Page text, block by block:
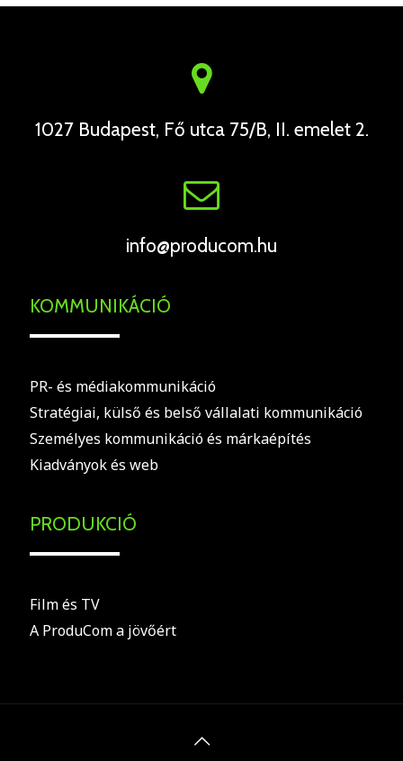
1027 Budapest, Fő utca 75/B, II. emelet 2.
info@producom.hu
KOMMUNIKÁCIÓ
PR- és médiakommunikáció
Stratégiai, külső és belső vállalati kommunikáció
Személyes kommunikáció és márkaépítés
Kiadványok és web
PRODUKCIÓ
Film és TV
A ProduCom a jövőért